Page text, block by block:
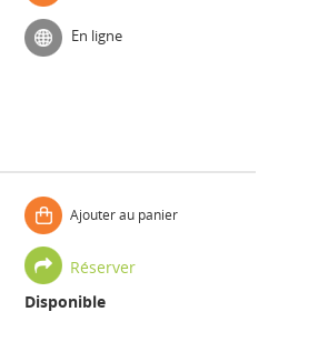
En ligne
Ajouter au panier
Réserver
Disponible